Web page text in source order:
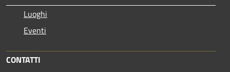
Luoghi
Eventi
CONTATTI